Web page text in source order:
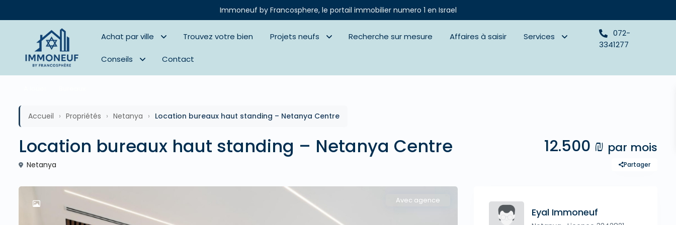
Immoneuf by Francosphere, le portail immobilier numero 1 en Israel
Achat par ville Trouvez votre bien Projets neufs Recherche sur mesure Affaires à saisir Services
Conseils Contact
072-
3341277
Accueil › Propriétés › Netanya › Location bureaux haut standing – Netanya Centre
Location bureaux haut standing – Netanya Centre 12.500 ₪ par mois
Netanya Partager
Avec agence
Eyal Immoneuf